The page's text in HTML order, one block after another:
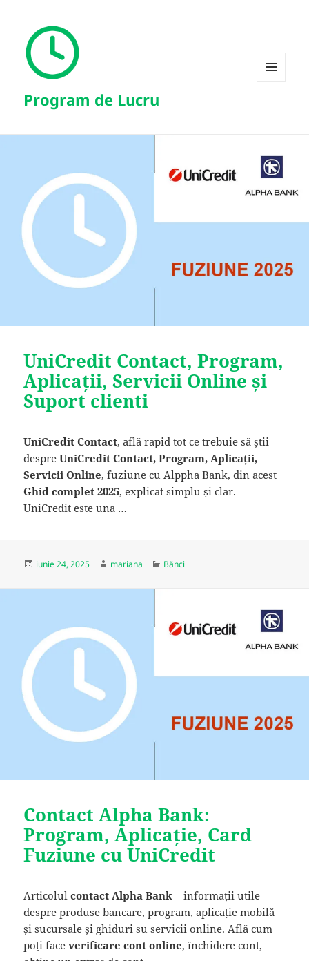
Program de Lucru
UniCredit Contact, Program,
Aplicații, Servicii Online și
Suport clienti
UniCredit Contact, află rapid tot ce trebuie să știi
despreUniCredit Contact, Program, Aplicații,
Servicii Online, fuziune cu Alppha Bank, din acest
Ghid complet 2025, explicat simplu și clar.
UniCredit este una …
Publicat
pe
iunie 24, 2025 Autor
mariana Categorii
Bănci
Contact Alpha Bank:
Program, Aplicație, Card
Fuziune cu UniCredit
Articolulcontact Alpha Bank– informații utile
despre produse bancare, program, aplicație mobilă
și sucursale și ghiduri su servicii online. Află cum
poți faceverificare cont online, închidere cont,